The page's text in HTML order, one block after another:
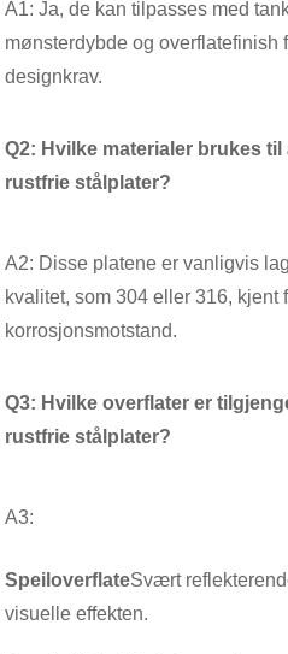
A1: Ja, de kan tilpasses med
mønsterdybde og overflatefinish
designkrav.
Q2: Hvilke materialer brukes
rustfrie stålplater?
A2: Disse platene er vanligvis
kvalitet, som 304 eller 316, kjent
korrosjonsmotstand.
Q3: Hvilke overflater er
rustfrie stålplater?
A3:
SpeiloverflateSvært
visuelle effekten.